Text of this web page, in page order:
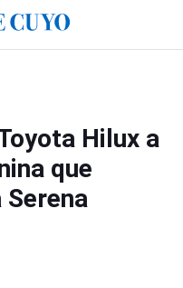
Hilux a
que
Serena